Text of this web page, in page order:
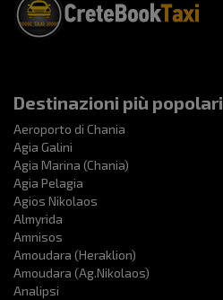
Destinazioni più popolari
Aeroporto di Chania
Agia Galini
Agia Marina (Chania)
Agia Pelagia
Agios Nikolaos
Almyrida
Amnisos
Amoudara (Heraklion)
Amoudara (Ag.Nikolaos)
Analipsi